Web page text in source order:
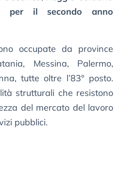
per il secondo anno
occupate da province
Messina, Palermo,
tutte oltre l’83° posto.
strutturali che resistono
del mercato del lavoro
pubblici.